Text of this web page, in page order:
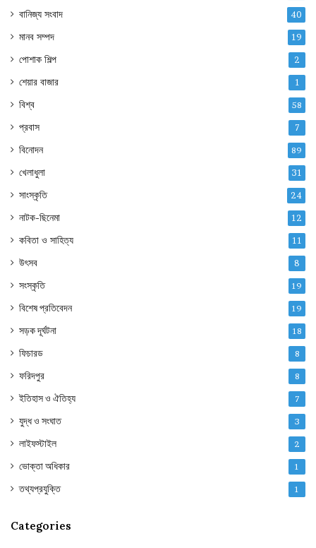
বানিজ্য সংবাদ 40
মানব সম্পদ 19
পোশাক শিল্প 2
শেয়ার বাজার 1
বিশ্ব 58
প্রবাস 7
বিনোদন 89
খেলাধুলা 31
সাংস্কৃতি 24
নাটক-ছিনেমা 12
কবিতা ও সাহিত্য 11
উৎসব 8
সংস্কৃতি 19
বিশেষ প্রতিবেদন 19
সড়ক দূর্ঘটনা 18
ফিচারড 8
ফরিদপুর 8
ইতিহাস ও ঐতিহ্য 7
যুদ্ধ ও সংঘাত 3
লাইফস্টাইল 2
ভোক্তা অধিকার 1
তথ্যপ্রযুক্তি 1
Categories